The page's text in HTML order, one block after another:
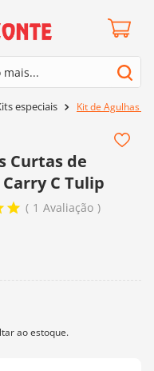
mais...
especiais Kit de Agulhas
Curtas de
C Tulip
1 Avaliação